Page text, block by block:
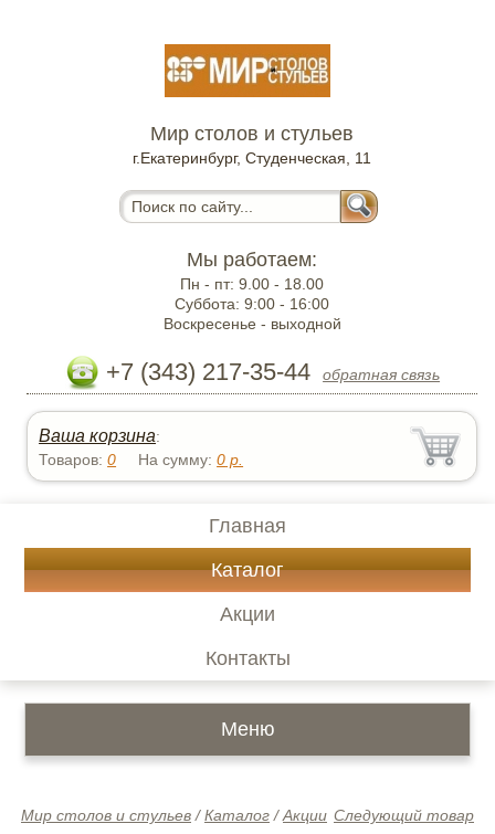
Мир столов и стульев
г.Екатеринбург, Студенческая, 11
Мы работаем:
Пн - пт:9.00 - 18.00
Суббота:9:00 - 16:00
Воскресенье - выходной
+7 (343) 217-35-44 обратная связь
Ваша корзина:
Товаров:0 На сумму:0 р.
Главная
Каталог
Акции
Контакты
Меню
Следующий товар
Мир столов и стульев /Каталог /Акции